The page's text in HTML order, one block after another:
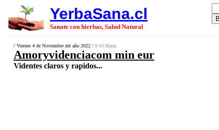
YerbaSana.cl
Sanate con hierbas, Salud Natural
/ Viernes 4 de Noviembre del año 2022 / 9:10 Horas.
Amoryvidenciacom min eur
Videntes claros y rapidos...